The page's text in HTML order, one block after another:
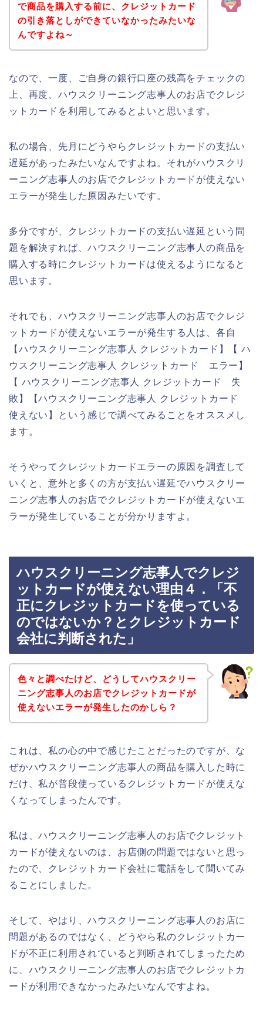
で商品を購入する前に、クレジットカード
の引き落としができていなかったみたいな
んですよね～
なので、一度、ご自身の銀行口座の残高をチェックの
上、再度、ハウスクリーニング志事人のお店でクレジ
ットカードを利用してみるとよいと思います。
私の場合、先月にどうやらクレジットカードの支払い
遅延があったみたいなんですよね。それがハウスクリ
ーニング志事人のお店でクレジットカードが使えない
エラーが発生した原因みたいです。
多分ですが、クレジットカードの支払い遅延という問
題を解決すれば、ハウスクリーニング志事人の商品を
購入する時にクレジットカードは使えるようになると
思います。
それでも、ハウスクリーニング志事人のお店でクレジ
ットカードが使えないエラーが発生する人は、各自
【ハウスクリーニング志事人 クレジットカード】【 ハ
ウスクリーニング志事人 クレジットカード エラー】
【 ハウスクリーニング志事人 クレジットカード 失
敗】【ハウスクリーニング志事人 クレジットカード
使えない】という感じで調べてみることをオススメし
ます。
そうやってクレジットカードエラーの原因を調査して
いくと、意外と多くの方が支払い遅延でハウスクリー
ニング志事人のお店でクレジットカードが使えないエ
ラーが発生していることが分かりますよ。
ハウスクリーニング志事人でクレジ
ットカードが使えない理由４．「不
正にクレジットカードを使っている
のではないか？とクレジットカード
会社に判断された」
色々と調べたけど、どうしてハウスクリー
ニング志事人のお店でクレジットカードが
使えないエラーが発生したのかしら？
これは、私の心の中で感じたことだったのですが、な
ぜかハウスクリーニング志事人の商品を購入した時に
だけ、私が普段使っているクレジットカードが使えな
くなってしまったんです。
私は、ハウスクリーニング志事人のお店でクレジット
カードが使えないのは、お店側の問題ではないと思っ
たので、クレジットカード会社に電話をして聞いてみ
ることにしました。
そして、やはり、ハウスクリーニング志事人のお店に
問題があるのではなく、どうやら私のクレジットカー
ドが不正に利用されていると判断されてしまったため
に、ハウスクリーニング志事人のお店でクレジットカ
ードが利用できなかったみたいなんですよね。